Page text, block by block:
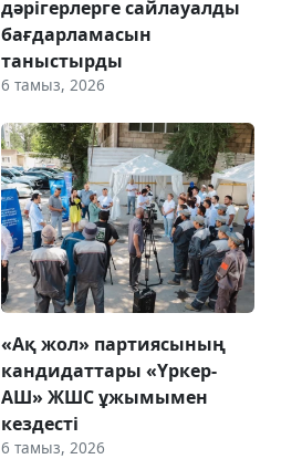
дәрігерлерге сайлауалды
бағдарламасын
таныстырды
6 тамыз, 2026
«Ақ жол» партиясының
кандидаттары «Үркер-
АШ» ЖШС ұжымымен
кездесті
6 тамыз, 2026